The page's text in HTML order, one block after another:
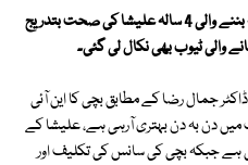
سندھ کے ضلع کشمور میں زیادتی کا نشانہ بننے والی 4 سالہ علیشا کی صحت بتدریج
والی ٹیوب بھی نکال لی گئی۔
جمال رضا کے مطابق بچی کا این آئی
دن بہ دن بہتری آرہی ہے، علیشا کے
ہے جبکہ بچی کی سانس کی تکلیف اور